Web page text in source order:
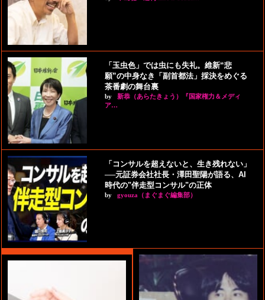
「玉虫色」では虫にも失礼。維新“悲
願”の中身なき「副首都法」採決をめぐる
茶番劇の舞台裏
by
新恭（あらたきょう）『国家権力＆メディ
ア…
「コンサルを超えないと、生き残れない」
──元証券会社社長・澤田聖陽が語る、AI
時代の"伴走型コンサル"の正体
by gyouza（まぐまぐ編集部）